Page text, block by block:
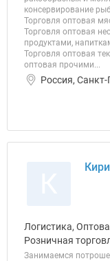
консервирование
Торговля оптовая
Торговля оптовая
продуктами,
Торговля оптовая
оптовая прочими...
Россия,
Логистика,
Розничная
Занимаемся